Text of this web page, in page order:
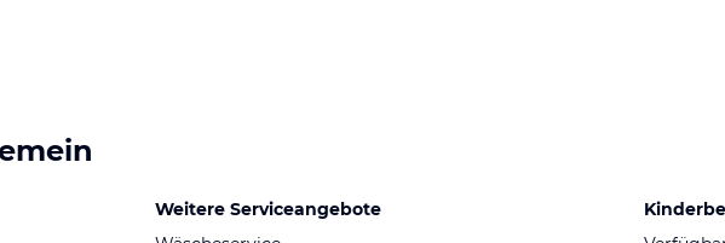
Weitere Serviceangebote